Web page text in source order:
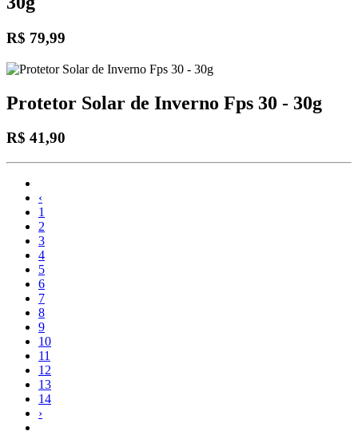
R$ 79,99
Protetor Solar de Inverno Fps 30 - 30g
R$ 41,90
‹
1
2
3
4
5
6
7
8
9
10
11
12
13
14
›